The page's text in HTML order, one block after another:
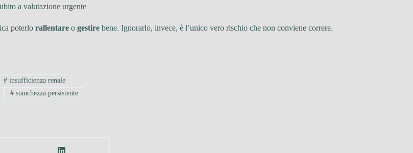
a valutazione urgente
poterlo rallentare o gestire bene. Ignorarlo, invece, è l’unico vero rischio che non conviene correre.
#insufficienza renale
# stanchezza persistente